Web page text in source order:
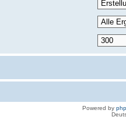
Powered by